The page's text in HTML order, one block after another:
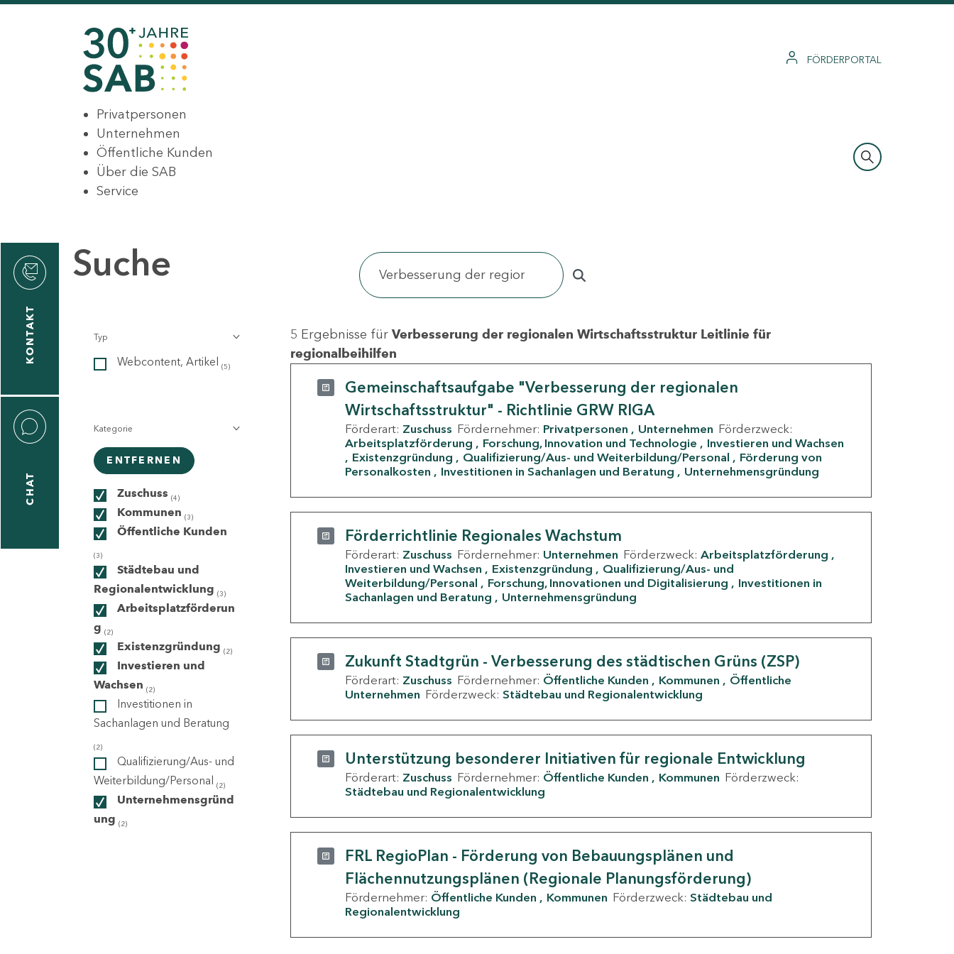
FÖRDERPORTAL
Privatpersonen
Unternehmen
Öffentliche Kunden
Über die SAB
Service
KONTAKT
CHAT
Suche
Typ
Webcontent, Artikel (5)
Kategorie
ENTFERNEN
Zuschuss (4)
Kommunen (3)
Öffentliche Kunden
(3)
Städtebau und
Regionalentwicklung (3)
Arbeitsplatzförderun
g (2)
Existenzgründung (2)
Investieren und
Wachsen (2)
Investitionen in
Sachanlagen und Beratung
(2)
Qualifizierung/Aus- und
Weiterbildung/Personal (2)
Unternehmensgründ
ung (2)
5 Ergebnisse für Verbesserung der regionalen Wirtschaftsstruktur Leitlinie für
regionalbeihilfen
Gemeinschaftsaufgabe "Verbesserung der regionalen
Wirtschaftsstruktur" - Richtlinie GRW RIGA
Förderart: Zuschuss Fördernehmer: Privatpersonen Unternehmen Förderzweck:
Arbeitsplatzförderung
Forschung, Innovation und Technologie
Investieren und Wachsen
Existenzgründung
Qualifizierung/Aus- und Weiterbildung/Personal
Förderung von
Personalkosten
Investitionen in Sachanlagen und Beratung Unternehmensgründung
Förderrichtlinie Regionales Wachstum
Förderart: Zuschuss Fördernehmer: Unternehmen Förderzweck: Arbeitsplatzförderung
Investieren und Wachsen
Existenzgründung
Qualifizierung/Aus- und
Weiterbildung/Personal
Forschung, Innovationen und Digitalisierung
Investitionen in
Sachanlagen und Beratung
Unternehmensgründung
Zukunft Stadtgrün - Verbesserung des städtischen Grüns (ZSP)
Förderart: Zuschuss Fördernehmer: Öffentliche Kunden Kommunen
Öffentliche
Unternehmen Förderzweck: Städtebau und Regionalentwicklung
Unterstützung besonderer Initiativen für regionale Entwicklung
Förderart: Zuschuss Fördernehmer: Öffentliche Kunden Kommunen Förderzweck:
Städtebau und Regionalentwicklung
FRL RegioPlan - Förderung von Bebauungsplänen und
Flächennutzungsplänen (Regionale Planungsförderung)
Fördernehmer: Öffentliche Kunden Kommunen Förderzweck: Städtebau und
Regionalentwicklung